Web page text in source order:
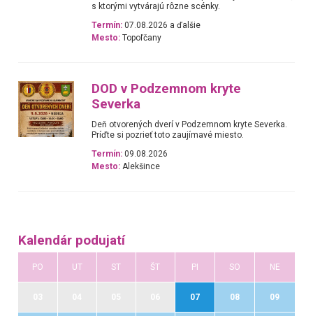
s ktorými vytvárajú rôzne scénky.
Termín: 07.08.2026 a ďalšie
Mesto: Topoľčany
DOD v Podzemnom kryte
Severka
Deň otvorených dverí v Podzemnom kryte Severka.
Príďte si pozrieť toto zaujímavé miesto.
Termín: 09.08.2026
Mesto: Alekšince
Kalendár podujatí
PO UT ST ŠT PI SO NE
07 08 09